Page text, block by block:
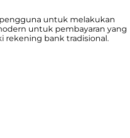
untuk melakukan
untuk pembayaran yang
rekening bank tradisional.